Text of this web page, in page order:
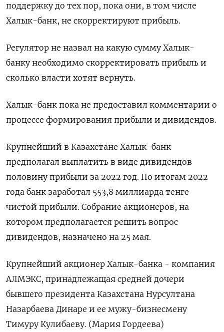
поддержку до тех пор, пока они, в том числе
Халык-банк, не скорректируют прибыль.
Регулятор не назвал на какую сумму Халык-
банку необходимо скорректировать прибыль и
сколько власти хотят вернуть.
Халык-банк пока не предоставил комментарии о
процессе формирования прибыли и дивидендов.
Крупнейший в Казахстане Халык-банк
предполагал выплатить в виде дивидендов
половину прибыли за 2022 год. По итогам 2022
года банк заработал 553,8 миллиарда тенге
чистой прибыли. Собрание акционеров, на
котором предполагается решить вопрос
дивидендов, назначено на 25 мая.
Крупнейший акционер Халык-банка - компания
АЛМЭКС, принадлежащая средней дочери
бывшего президента Казахстана Нурсултана
Назарбаева Динаре и ее мужу-бизнесмену
Тимуру Кулибаеву. (Мария Гордеева)